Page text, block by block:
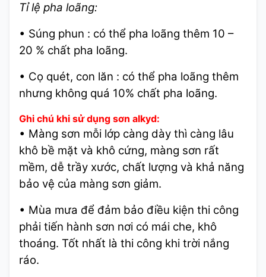
Tỉ lệ pha loãng:
• Súng phun : có thể pha loãng thêm 10 –
20 % chất pha loãng.
• Cọ quét, con lăn : có thể pha loãng thêm
nhưng không quá 10% chất pha loãng.
Ghi chú khi sử dụng sơn alkyd:
• Màng sơn mỗi lớp càng dày thì càng lâu
khô bề mặt và khô cứng, màng sơn rất
mềm, dễ trầy xước, chất lượng và khả năng
bảo vệ của màng sơn giảm.
• Mùa mưa để đảm bảo điều kiện thi công
phải tiến hành sơn nơi có mái che, khô
thoáng. Tốt nhất là thi công khi trời nắng
ráo.